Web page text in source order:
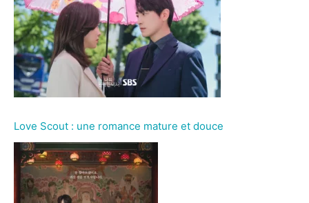
Love Scout : une romance mature et douce